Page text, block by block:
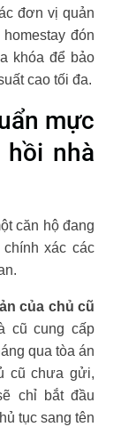
đơn vị quản
đón
khóa để bảo
cao tối đa.
mực
nhà
căn hộ đang
xác các
của chủ cũ
cũ cung cấp
qua tòa án
cũ chưa gửi,
chỉ bắt đầu
tục sang tên